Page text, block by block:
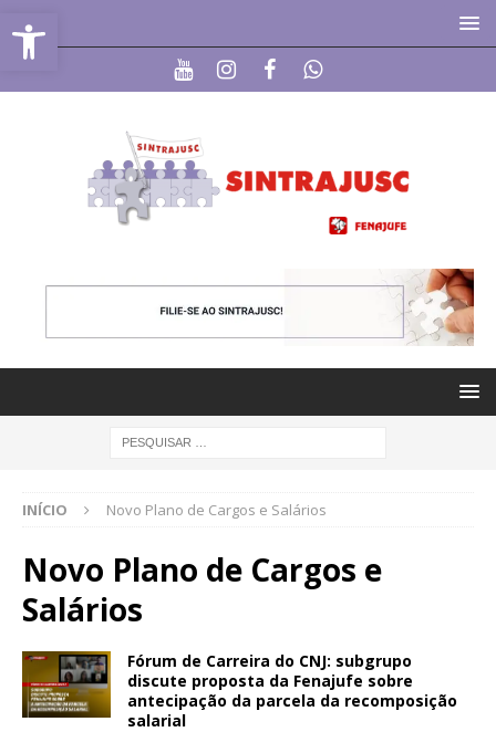
Abrir a barra de ferramentas
INÍCIO Novo Plano de Cargos e Salários
Novo Plano de Cargos e
Salários
Fórum de Carreira do CNJ: subgrupo
discute proposta da Fenajufe sobre
antecipação da parcela da recomposição
salarial